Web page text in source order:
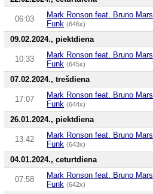
06:03 Mark Ronson feat. Bruno Mars
Funk (646x)
09.02.2024., piektdiena
10:33 Mark Ronson feat. Bruno Mars
Funk (645x)
07.02.2024., trešdiena
17:07 Mark Ronson feat. Bruno Mars
Funk (644x)
26.01.2024., piektdiena
13:42 Mark Ronson feat. Bruno Mars
Funk (643x)
04.01.2024., ceturtdiena
07:58 Mark Ronson feat. Bruno Mars
Funk (642x)